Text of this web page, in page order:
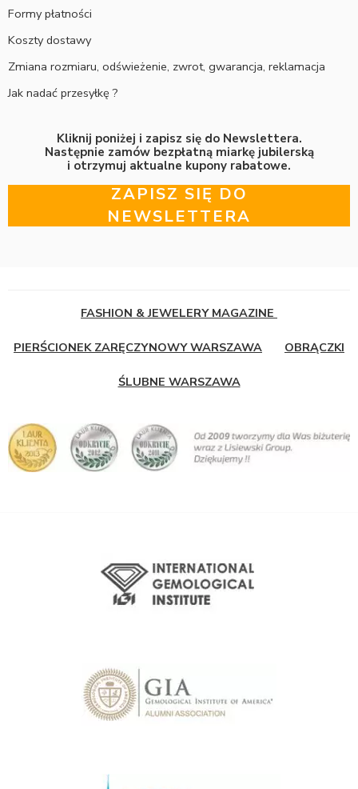
Formy płatności
Koszty dostawy
Zmiana rozmiaru, odświeżenie, zwrot, gwarancja, reklamacja
Jak nadać przesyłkę ?
Kliknij poniżej i zapisz się do Newslettera.
Następnie zamów bezpłatną miarkę jubilerską
i otrzymuj aktualne kupony rabatowe.
ZAPISZ SIĘ DO
NEWSLETTERA
FASHION & JEWELERY MAGAZINE
PIERŚCIONEK ZARĘCZYNOWY WARSZAWA OBRĄCZKI
ŚLUBNE WARSZAWA